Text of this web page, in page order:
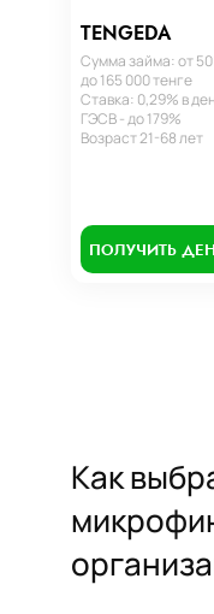
TENGEDA
Сумма займа: от
до 165 000 тенге
Ставка: 0,29% в
ГЭСВ - до 179%
Возраст 21-68 лет
ПОЛУЧИТЬ
Как